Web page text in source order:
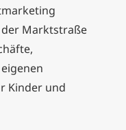
Marktstraße
Kinder und